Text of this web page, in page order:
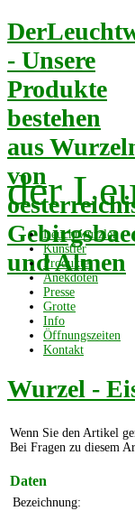
- Unsere
Produkte
bestehen
aus
von
und Almen
der
Leuchtwurzler
Künstler
Produkte
Anekdoten
Presse
Grotte
Info
Öffnungszeiten
Kontakt
Wurzel -
Wenn Sie den Artikel
Bei Fragen zu diesem
Daten
Bezeichnung: